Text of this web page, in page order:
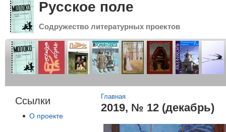
Русское поле
Содружество литературных проектов
Ссылки
О проекте
Вы здесь
Главная
2019, № 12 (декабрь)